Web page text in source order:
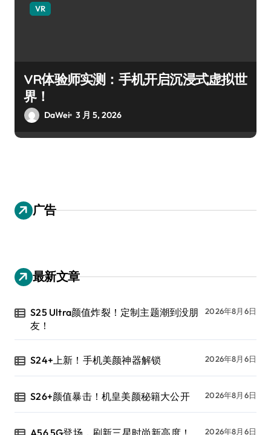
VR
VR体验师实测：手机开启沉浸式虚拟世
界！
DaWei 3 月 5, 2026
广告
最新文章
S25 Ultra颜值炸裂！定制主题潮到没朋
友！
2026年8月6日
S24+上新！手机美颜神器解锁 2026年8月6日
S26+颜值暴击！机皇美颜秘籍大公开 2026年8月6日
A56 5G登场，刷新三星时尚新高度！ 2026年8月6日